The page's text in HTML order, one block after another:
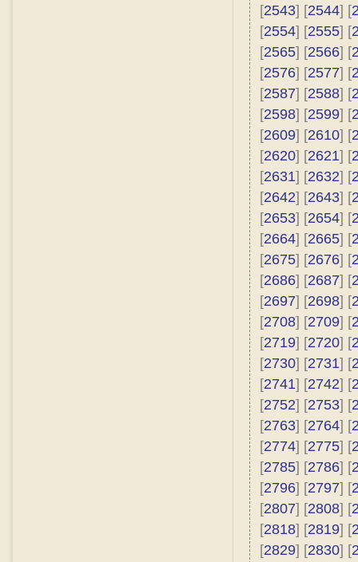
[2543] [2544] [
[2554] [2555] [
[2565] [2566] [
[2576] [2577] [
[2587] [2588] [
[2598] [2599] [
[2609] [2610] [
[2620] [2621] [
[2631] [2632] [
[2642] [2643] [
[2653] [2654] [
[2664] [2665] [
[2675] [2676] [
[2686] [2687] [
[2697] [2698] [
[2708] [2709] [
[2719] [2720] [
[2730] [2731] [
[2741] [2742] [
[2752] [2753] [
[2763] [2764] [
[2774] [2775] [
[2785] [2786] [
[2796] [2797] [
[2807] [2808] [
[2818] [2819] [
[2829] [2830] [